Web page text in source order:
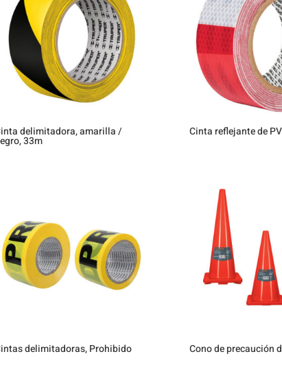
delimitadora, amarilla /
33m
Cinta reflejante de
delimitadoras, Prohibido Cono de precaución